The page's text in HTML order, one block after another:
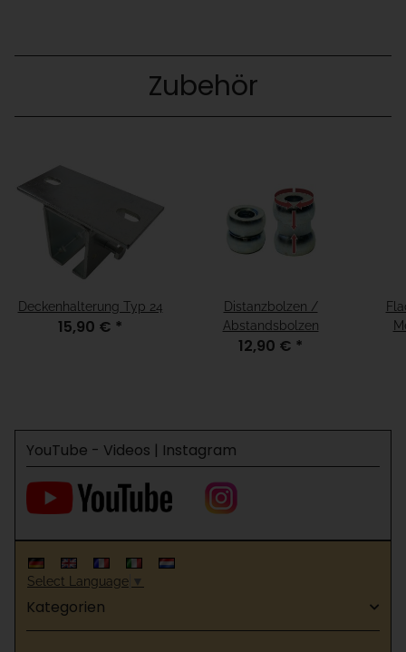
Zubehör
Deckenhalterung Typ 24
15,90 € *
Distanzbolzen /
Abstandsbolzen
12,90 € *
YouTube - Videos | Instagram
Select Language ▼
Kategorien